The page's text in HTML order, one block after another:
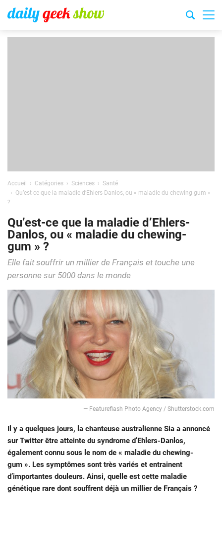
Accueil Catégories Sciences
Santé
Qu’est-ce que la maladie d’Ehlers-Danlos, ou « maladie du chewing-gum »
?
Qu’est-ce que la maladie d’Ehlers-
Danlos, ou « maladie du chewing-
gum » ?
Elle fait souffrir un millier de Français et touche une
personne sur 5000 dans le monde
— Featureflash Photo Agency / Shutterstock.com
Il y a quelques jours, la chanteuse australienne Sia a annoncé
sur Twitter être atteinte du syndrome d’Ehlers-Danlos,
également connu sous le nom de « maladie du chewing-
gum ». Les symptômes sont très variés et entrainent
d’importantes douleurs. Ainsi, quelle est cette maladie
génétique rare dont souffrent déjà un millier de Français ?